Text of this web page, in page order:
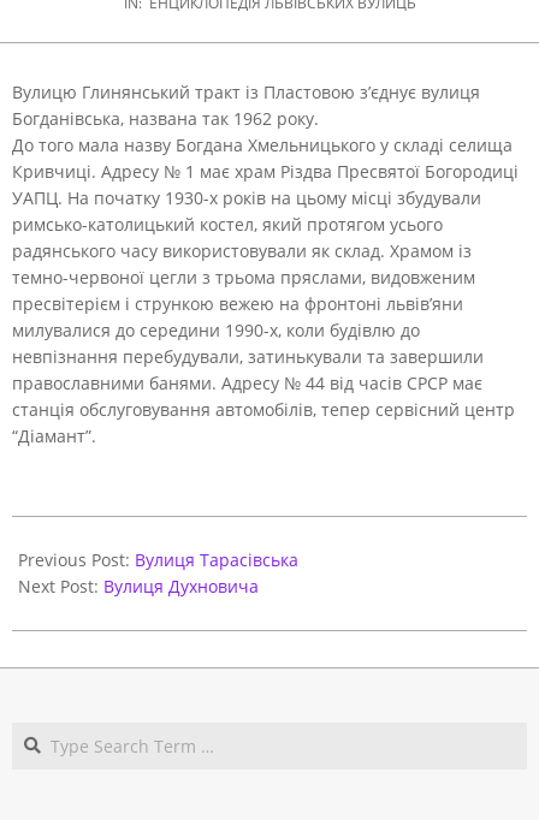
Вулицю Глинянський тракт із Пластовою з’єднує вулиця
Богданівська, названа так 1962 року.
До того мала назву Богдана Хмельницького у складі селища
Кривчиці. Адресу № 1 має храм Різдва Пресвятої Богородиці
УАПЦ. На початку 1930-х років на цьому місці збудували
римсько-католицький костел, який протягом усього
радянського часу використовували як склад. Храмом із
темно-червоної цегли з трьома пряслами, видовженим
пресвітерієм і стрункою вежею на фронтоні львів’яни
милувалися до середини 1990-х, коли будівлю до
невпізнання перебудували, затинькували та завершили
православними банями. Адресу № 44 від часів СРСР має
станція обслуговування автомобілів, тепер сервісний центр
“Діамант”.
05-
31
Previous Post: Вулиця Тарасівська
Next Post: Вулиця Духновича